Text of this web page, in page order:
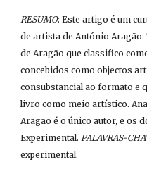
RESUMO: Este artigo é um
de artista de António
de Aragão que classifico
concebidos como objectos
consubstancial ao formato e
livro como meio artístico.
Aragão é o único autor, e os
Experimental. PALAVRAS-
experimental.